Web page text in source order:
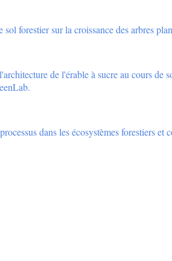
forestier sur la croissance des arbres
de l'érable à sucre au cours de
dans les écosystèmes forestiers et